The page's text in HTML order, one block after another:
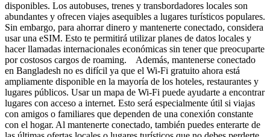
disponibles. Los autobuses, trenes y transbordadores locales son
abundantes y ofrecen viajes asequibles a lugares turísticos populares.
Sin embargo, para ahorrar dinero y mantenerte conectado, considera
usar una eSIM. Esto te permitirá utilizar planes de datos locales y
hacer llamadas internacionales económicas sin tener que preocuparte
por costosos cargos de roaming. Además, mantenerse conectado
en Bangladesh no es difícil ya que el Wi-Fi gratuito ahora está
ampliamente disponible en la mayoría de los hoteles, restaurantes y
lugares públicos. Usar un mapa de Wi-Fi puede ayudarte a encontrar
lugares con acceso a internet. Esto será especialmente útil si viajas
con amigos o familiares que dependen de una conexión constante
con el hogar. Al mantenerte conectado, también puedes enterarte de